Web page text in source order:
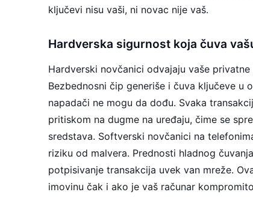
ključevi nisu vaši, ni novac nije vaš.
Hardverska sigurnost koja čuva
Hardverski novčanici odvajaju vaše
Bezbednosni čip generiše i čuva ključeve u
napadači ne mogu da dođu. Svaka
pritiskom na dugme na uređaju, čime se
sredstava. Softverski novčanici na
riziku od malvera. Prednosti hladnog
potpisivanje transakcija uvek van mreže.
imovinu čak i ako je vaš računar